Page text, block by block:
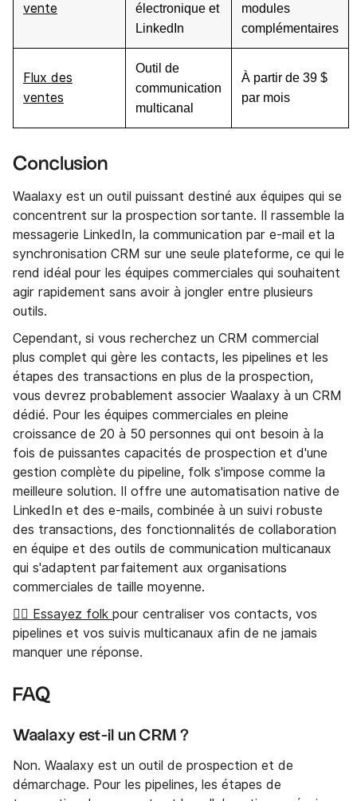
vente
électronique et
LinkedIn
modules
complémentaires
Flux des
ventes
Outil de
communication
multicanal
À partir de 39 $
par mois
Conclusion
Waalaxy est un outil puissant destiné aux équipes qui se
concentrent sur la prospection sortante. Il rassemble la
messagerie LinkedIn, la communication par e-mail et la
synchronisation CRM sur une seule plateforme, ce qui le
rend idéal pour les équipes commerciales qui souhaitent
agir rapidement sans avoir à jongler entre plusieurs
outils.
Cependant, si vous recherchez un CRM commercial
plus complet qui gère les contacts, les pipelines et les
étapes des transactions en plus de la prospection,
vous devrez probablement associer Waalaxy à un CRM
dédié. Pour les équipes commerciales en pleine
croissance de 20 à 50 personnes qui ont besoin à la
fois de puissantes capacités de prospection et d'une
gestion complète du pipeline, folk s'impose comme la
meilleure solution. Il offre une automatisation native de
LinkedIn et des e-mails, combinée à un suivi robuste
des transactions, des fonctionnalités de collaboration
en équipe et des outils de communication multicanaux
qui s'adaptent parfaitement aux organisations
commerciales de taille moyenne.
👉🏼 Essayez folk pour centraliser vos contacts, vos
pipelines et vos suivis multicanaux afin de ne jamais
manquer une réponse.
FAQ
Waalaxy est-il un CRM ?
Non. Waalaxy est un outil de prospection et de
démarchage. Pour les pipelines, les étapes de